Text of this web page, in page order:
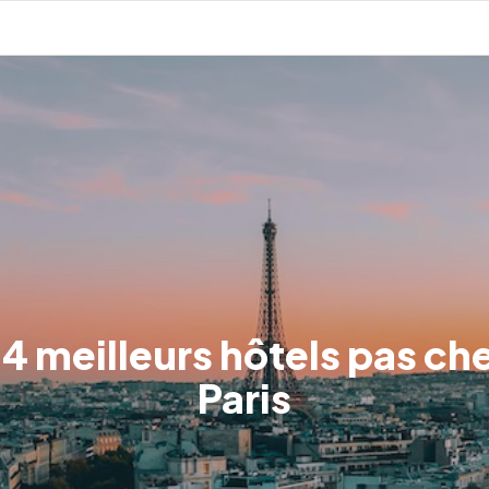
meilleurs hôtels pas
Paris